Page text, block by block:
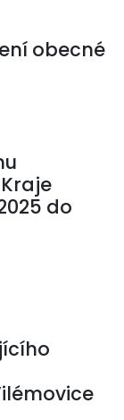
obecné
do